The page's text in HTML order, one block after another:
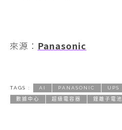
來源： Panasonic
TAGS : AI PANASONIC UPS
數據中心 超級電容器 鋰離子電池